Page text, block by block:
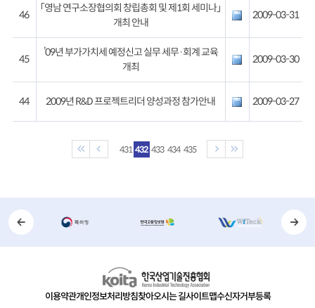
46
「영남 연구소장협의회 창립총회 및 제1회 세미나」
개최 안내
2009-03-31
45
’09년 부가가치세 예정신고 실무 세무·회계 교육
개최
2009-03-30
44 2009년 R&D 프로젝트리더 양성과정 참가안내 2009-03-27
431 432 433 434 435
이용약관개인정보처리방침찾아오시는 길사이트맵수신자거부등록